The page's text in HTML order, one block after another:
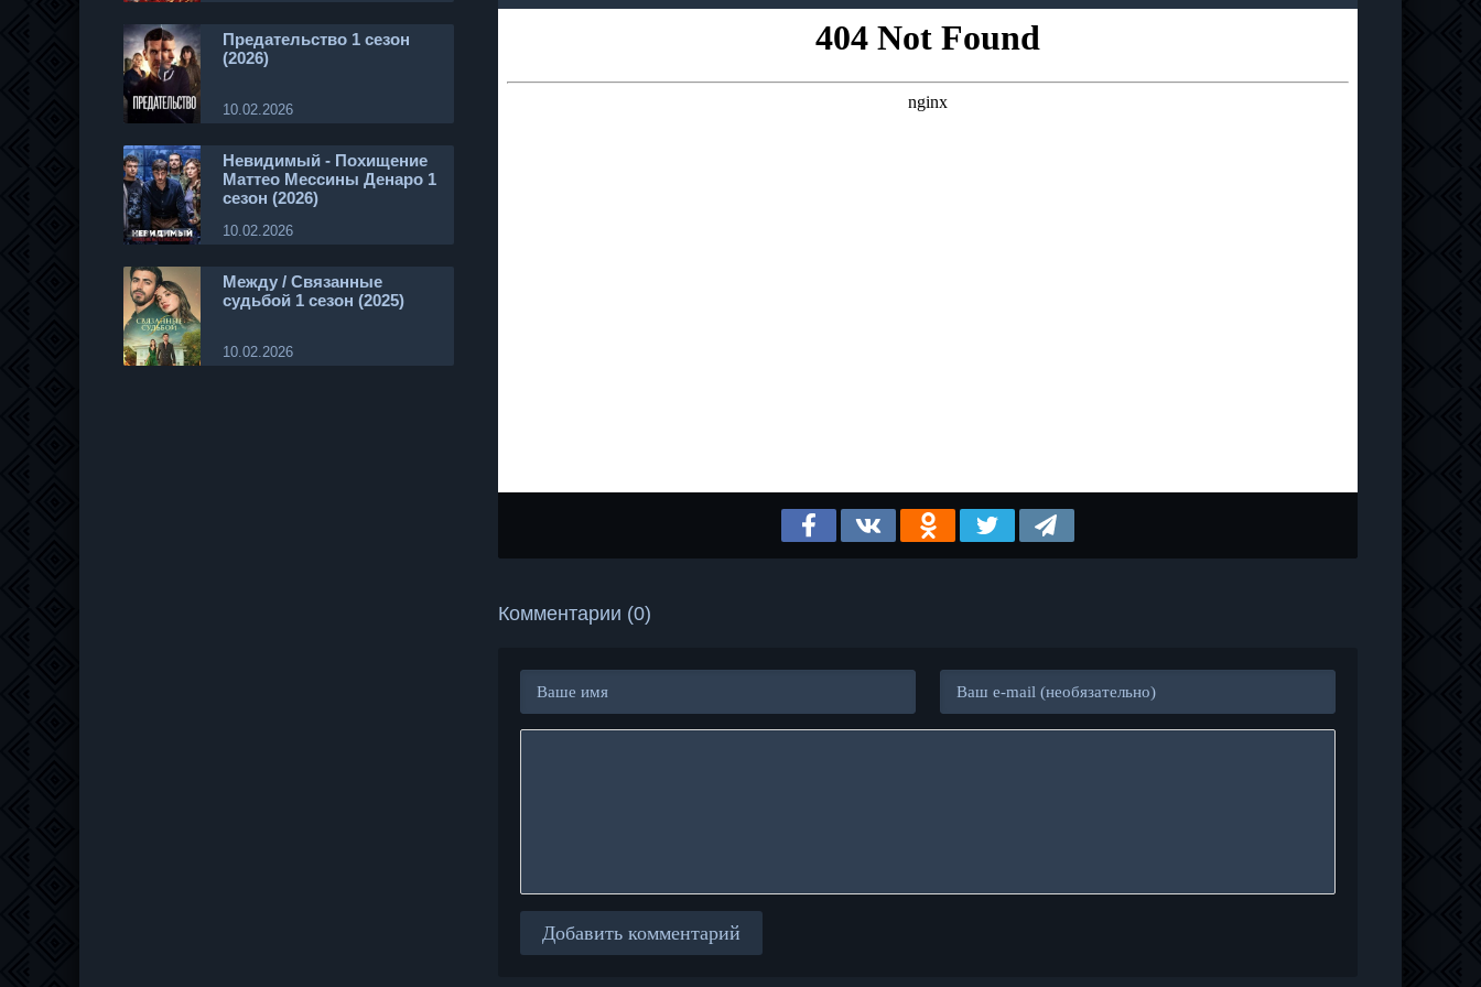
Комментарии (0)
Добавить комментарий
Предательство 1 сезон
(2026)
10.02.2026
Невидимый - Похищение
Маттео Мессины Денаро 1
сезон (2026)
10.02.2026
Между / Связанные
судьбой 1 сезон (2025)
10.02.2026